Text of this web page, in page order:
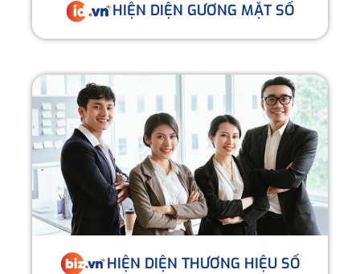
HIỆN DIỆN GƯƠNG MẶT SỐ
HIỆN DIỆN THƯƠNG HIỆU SỐ